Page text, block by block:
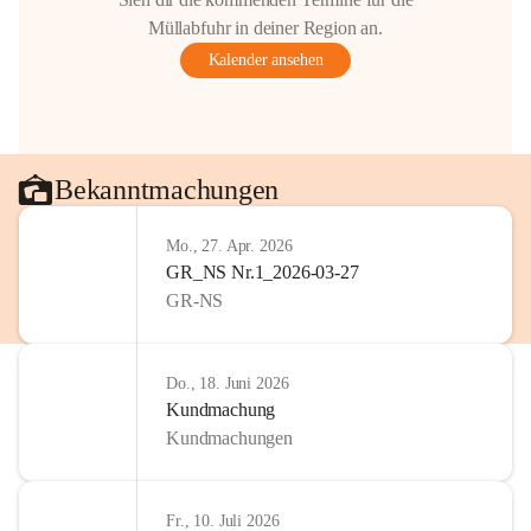
Müllabfuhr in deiner Region an.
Kalender ansehen
Bekanntmachungen
Mo., 27. Apr. 2026
GR_NS Nr.1_2026-03-27
GR-NS
Do., 18. Juni 2026
Kundmachung
Kundmachungen
Fr., 10. Juli 2026